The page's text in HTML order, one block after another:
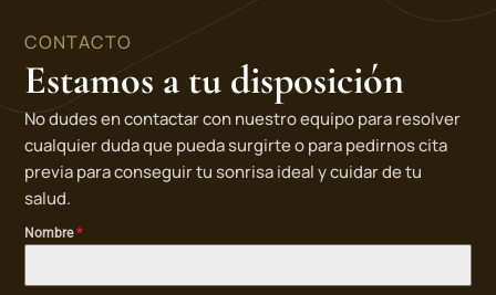
CONTACTO
Estamos a tu disposición
No dudes en contactar con nuestro equipo para resolver
cualquier duda que pueda surgirte o para pedirnos cita
previa para conseguir tu sonrisa ideal y cuidar de tu
salud.
Nombre*